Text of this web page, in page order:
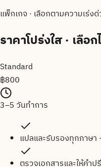
แพ็กเกจ · เลือกตามความเร่ง
ราคาโปร่งใส· เลือ
Standard
฿800
3–5 วันทำการ
แปลและรับรองทุกภาษา
ตรวจเอกสารและให้คำ